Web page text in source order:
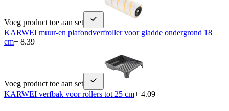
Voeg product toe aan set
KARWEI muur-en plafondverfroller voor gladde ondergrond 18
cm+ 8.39
Voeg product toe aan set
KARWEI verfbak voor rollers tot 25 cm+ 4.09